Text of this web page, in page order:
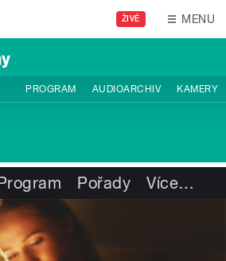
ŽIVĚ MENU
PROGRAM AUDIOARCHIV KAMERY
Pořady Více…